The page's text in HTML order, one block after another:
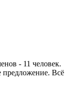
- 11 человек.
Всё